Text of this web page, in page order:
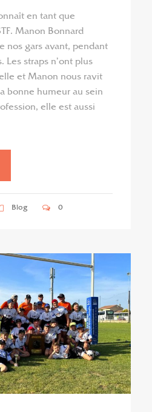
en tant que
Manon Bonnard
nos gars avant, pendant
Les straps n’ont plus
et Manon nous ravit
bonne humeur au sein
elle est aussi
Blog 0